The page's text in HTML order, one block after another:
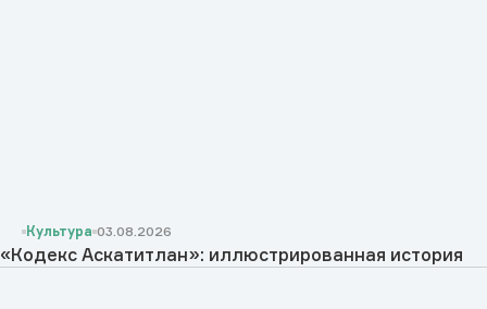
Культура 03.08.2026
«Кодекс Аскатитлан»: иллюстрированная история